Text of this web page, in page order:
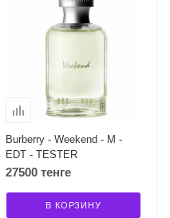
Burberry - Weekend - M -
EDT - TESTER
27500 тенге
В КОРЗИНУ